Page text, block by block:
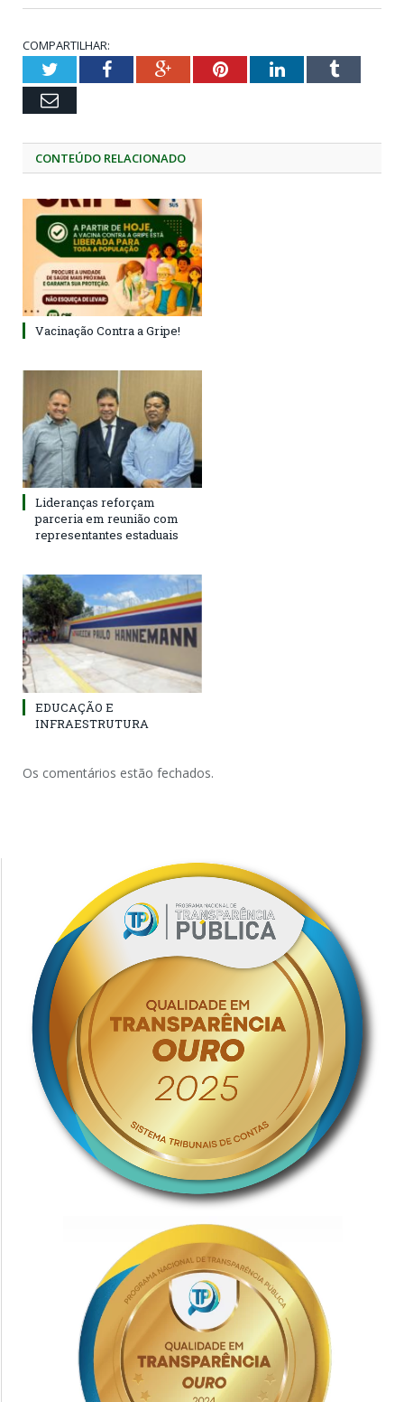
COMPARTILHAR:
TwitterFacebookGoogle+PinterestLinkedInTumblr
Email
CONTEÚDO RELACIONADO
Vacinação Contra a Gripe!
Lideranças reforçam
parceria em reunião com
representantes estaduais
EDUCAÇÃO E
INFRAESTRUTURA
Os comentários estão fechados.